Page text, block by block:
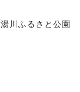
湯川ふるさと公園